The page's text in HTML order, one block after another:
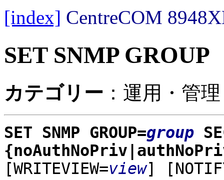
[index] CentreCOM
SET SNMP GROUP
カテゴリー ：運用・管
SET SNMP GROUP=group
[WRITEVIEW=view]